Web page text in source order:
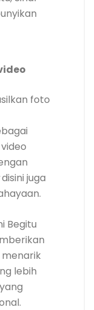
foto
disini juga
Begitu
lebih